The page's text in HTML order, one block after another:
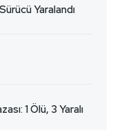
Yaralandı
1 Ölü, 3 Yaralı